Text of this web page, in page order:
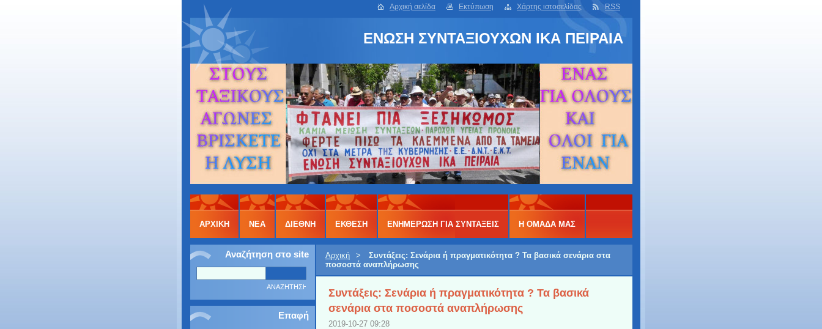
Αρχική σελίδα Εκτύπωση Χάρτης ιστοσελίδας RSS
ΕΝΩΣΗ ΣΥΝΤΑΞΙΟΥΧΩΝ ΙΚΑ ΠΕΙΡΑΙΑ
Αναζήτηση στο site
Επαφή
Αρχική >
Συντάξεις: Σενάρια ή πραγματικότητα ? Τα βασικά σενάρια στα
ποσοστά αναπλήρωσης
Συντάξεις: Σενάρια ή πραγματικότητα ? Τα βασικά
σενάρια στα ποσοστά αναπλήρωσης
2019-10-27 09:28
ΑΡΧΙΚΉ ΝΕΑ ΔΙΕΘΝΗ ΕΚΘΕΣΗ ΕΝΗΜΕΡΩΣΗ ΓΙΑ ΣΥΝΤΑΞΕΙΣ Η ΟΜΑΔΑ ΜΑΣ